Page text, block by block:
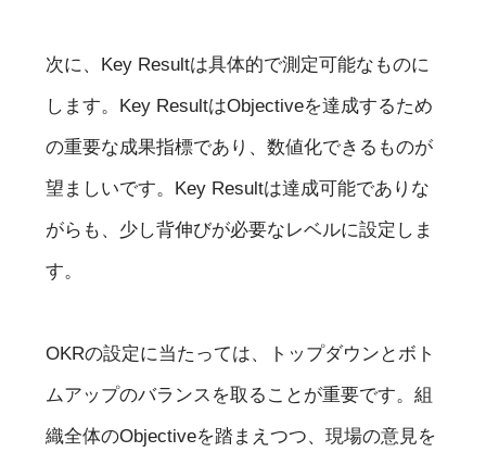
次に、Key Resultは具体的で測定可能なものに
します。Key ResultはObjectiveを達成するため
の重要な成果指標であり、数値化できるものが
望ましいです。Key Resultは達成可能でありな
がらも、少し背伸びが必要なレベルに設定しま
す。
OKRの設定に当たっては、トップダウンとボト
ムアップのバランスを取ることが重要です。組
織全体のObjectiveを踏まえつつ、現場の意見を